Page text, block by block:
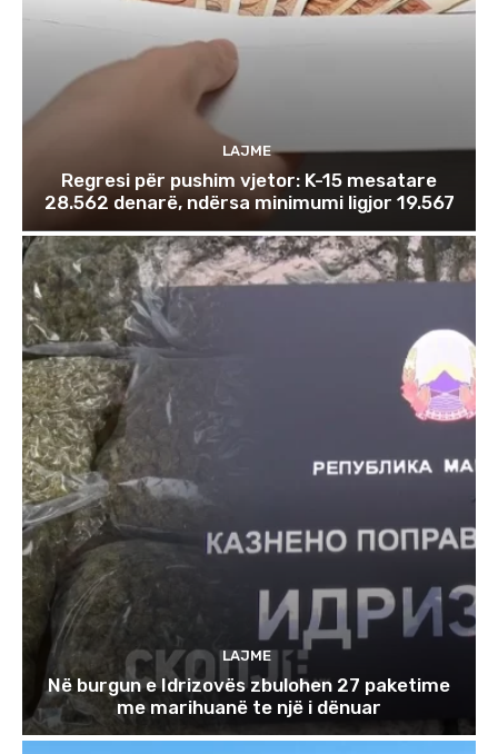
LAJME
Regresi për pushim vjetor: K-15 mesatare
28.562 denarë, ndërsa minimumi ligjor 19.567
LAJME
Në burgun e Idrizovës zbulohen 27 paketime
me marihuanë te një i dënuar